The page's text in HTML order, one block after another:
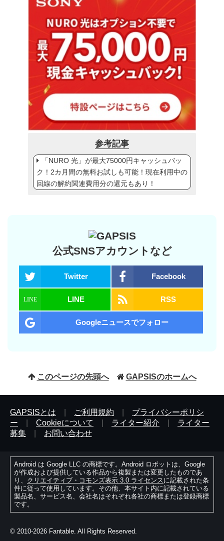
参考記事
「NURO 光」が最大75000円キャッシュバッ
ク！2カ月間の無料お試しも可能！現在利用中の
回線の解約関連費用分の還元もあり！
公式SNSアカウントなど
Twitter Facebook
LINE RSS
Googleニュースでフォロー
このページの先頭へ GAPSISのホームへ
GAPSISとは ご利用規約
プライバシーポリシ
ー
Cookieについて ライター紹介
ライター
募集
お問い合わせ
Android は Google LLC の商標です。Android ロボットは、Google
が作成および提供している作品から複製または変更したものであ
り、 クリエイティブ・コモンズ表示 3.0 ライセンスに記載された条
件に従って使用しています。その他、本サイト内に記載されている
製品名、サービス名、会社名はそれぞれ各社の商標または登録商標
です。
© 2010-2026 Fantable. All Rights Reserved.